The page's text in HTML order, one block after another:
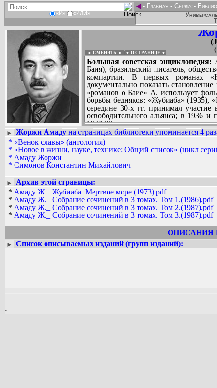
«И» «ИЛИ»
◄- Главная - Сервис-
◄ СМЕНИТЬ ► ▼ О СТРАНИЦЕ ▼
Большая советская энциклопедия:
Баия), бразильский писатель,
компартии. В первых романах
документально показать
«романов о Баие» А. использует
борьбы бедняков: «Жубиаба» (1935),
середине 30-х гг. принимал
освободительного альянса; в 1936 и
1937-38 подвергался аресту, затем
романтика А. Кастру Алвиса и
дилогию о кровавой борьбе
(1943, рус. пер. 1955), «Город
А. в 1945 избран депутатом
всходы» (1946, рус. пер. 1949) -
бразильского крестьянства -
реализма. В 1948-52 А. жил в
движении сторонников мира.
изображает социальную борьбу в
героизму простых людей Бразилии,
мир алчности, наживы, насилия,
(1958, рус. пер. 1961) и «Дона Флор
фольклорные и фантастические
национального характера. В
Всемирного Совета Мира. Удостоен
Вадим Ершов...
...
СПИСОК НЕКОТОРЫХ
► Жоржи Амаду на страницах библиотеки упоминается 4
* «Венок славы» (антология)
* «Новое в жизни, науке, технике: Общий список» (цикл
* Амаду Жоржи
* Симонов Константин Михайлович
►
Архив этой страницы:
* Амаду Ж._ Жубиаба. Мертвое море.(1973).pdf
* Амаду Ж._ Собрание сочинений в 3 томах. Том 1.(1986).pdf
* Амаду Ж._ Собрание сочинений в 3 томах. Том 2.(1987).pdf
* Амаду Ж._ Собрание сочинений в 3 томах. Том 3.(1987).pdf
ОПИСАНИЯ
► Список описываемых изданий (групп изданий):
.